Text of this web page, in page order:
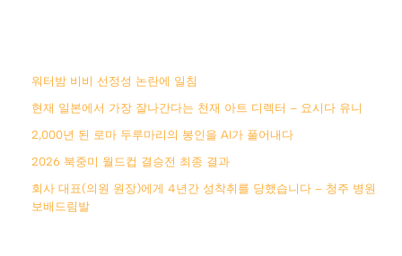
워터밤 비비 선정성 논란에 일침
현재 일본에서 가장 잘나간다는 천재 아트 디렉터 – 요시다 유니
2,000년 된 로마 두루마리의 봉인을 AI가 풀어내다
2026 북중미 월드컵 결승전 최종 결과
회사 대표(의원 원장)에게 4년간 성착취를 당했습니다 – 청주 병원
보배드림발